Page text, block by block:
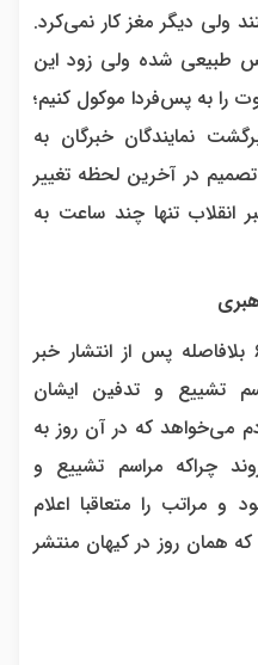
ولی دیگر مغز کار نمی‌کرد.
طبیعی شده ولی زود این
را به پس‌فردا موکول کنیم؛
نمایندگان خبرگان به
در آخرین لحظه تغییر
انقلاب تنها چند ساعت به
صبح روز یک‌شنبه ۱۴ خرداد ۶۸ بلافاصله پس از انتشار خبر
تشییع و تدفین ایشان
می‌خواهد که در آن روز به
چراکه مراسم تشییع و
و مراتب را متعاقبا اعلام
همان روز در کیهان منتشر